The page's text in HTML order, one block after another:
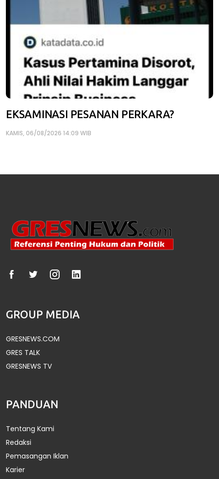
EKSAMINASI PESANAN PERKARA?
KAMIS, 06/08/2026 14:09 WIB
GROUP MEDIA
GRESNEWS.COM
GRES TALK
GRESNEWS TV
PANDUAN
Tentang Kami
Redaksi
Pemasangan Iklan
Karier